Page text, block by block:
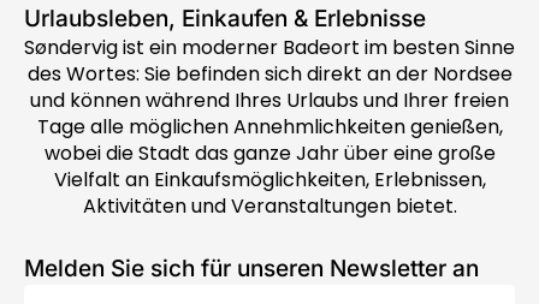
Urlaubsleben, Einkaufen & Erlebnisse
Søndervig ist ein moderner Badeort im besten Sinne
des Wortes: Sie befinden sich direkt an der Nordsee
und können während Ihres Urlaubs und Ihrer freien
Tage alle möglichen Annehmlichkeiten genießen,
wobei die Stadt das ganze Jahr über eine große
Vielfalt an Einkaufsmöglichkeiten, Erlebnissen,
Aktivitäten und Veranstaltungen bietet.
Melden Sie sich für unseren Newsletter an